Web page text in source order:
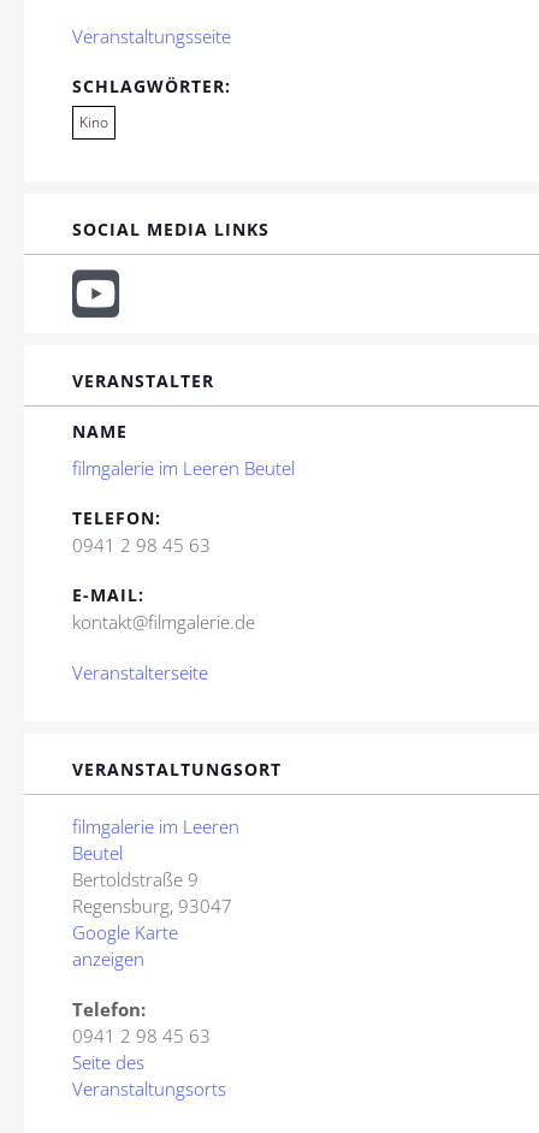
Veranstaltungsseite
SCHLAGWÖRTER:
Kino
SOCIAL MEDIA LINKS
VERANSTALTER
NAME
filmgalerie im Leeren Beutel
TELEFON:
0941 2 98 45 63
E-MAIL:
kontakt@filmgalerie.de
Veranstalterseite
VERANSTALTUNGSORT
filmgalerie im Leeren
Beutel
Bertoldstraße 9
Regensburg, 93047
Google Karte
anzeigen
Telefon:
0941 2 98 45 63
Seite des
Veranstaltungsorts